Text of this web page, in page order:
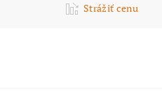
Strážiť cenu